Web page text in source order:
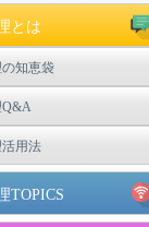
とは
知恵袋
Q&A
用法
TOPICS